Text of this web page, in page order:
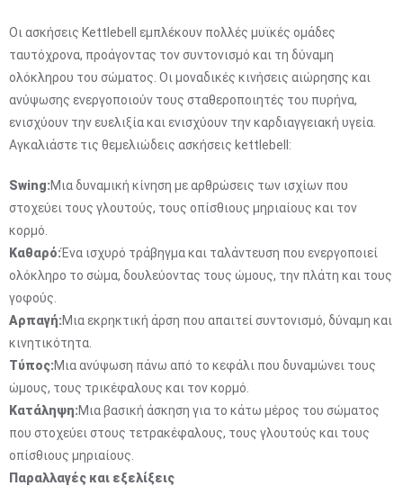
Οι ασκήσεις Kettlebell εμπλέκουν πολλές μυϊκές ομάδες
ταυτόχρονα, προάγοντας τον συντονισμό και τη δύναμη
ολόκληρου του σώματος. Οι μοναδικές κινήσεις αιώρησης και
ανύψωσης ενεργοποιούν τους σταθεροποιητές του πυρήνα,
ενισχύουν την ευελιξία και ενισχύουν την καρδιαγγειακή υγεία.
Αγκαλιάστε τις θεμελιώδεις ασκήσεις kettlebell:
Swing:Μια δυναμική κίνηση με αρθρώσεις των ισχίων που
στοχεύει τους γλουτούς, τους οπίσθιους μηριαίους και τον
κορμό.
Καθαρό:Ένα ισχυρό τράβηγμα και ταλάντευση που ενεργοποιεί
ολόκληρο το σώμα, δουλεύοντας τους ώμους, την πλάτη και τους
γοφούς.
Αρπαγή:Μια εκρηκτική άρση που απαιτεί συντονισμό, δύναμη και
κινητικότητα.
Τύπος:Μια ανύψωση πάνω από το κεφάλι που δυναμώνει τους
ώμους, τους τρικέφαλους και τον κορμό.
Κατάληψη:Μια βασική άσκηση για το κάτω μέρος του σώματος
που στοχεύει στους τετρακέφαλους, τους γλουτούς και τους
οπίσθιους μηριαίους.
Παραλλαγές και εξελίξεις